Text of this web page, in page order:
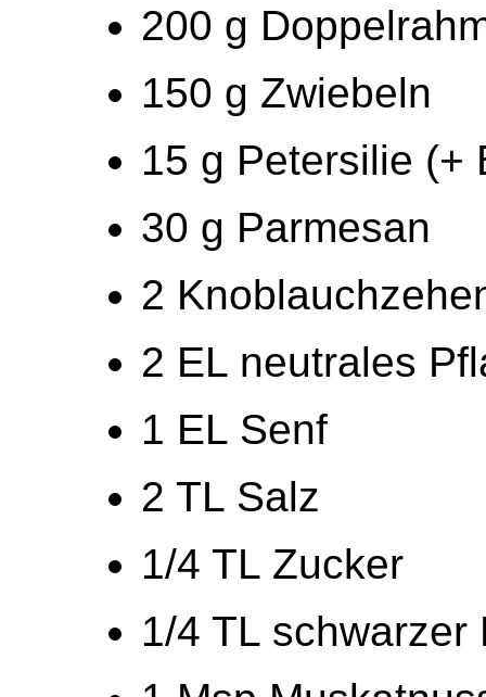
200 g
150 g Zwiebeln
15 g Petersilie (+
30 g Parmesan
2
2 EL neutrales
1 EL Senf
2 TL Salz
1/4 TL Zucker
1/4 TL